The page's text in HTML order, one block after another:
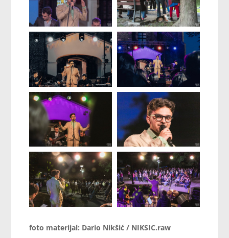
foto materijal: Dario Nikšić / NIKSIC.raw